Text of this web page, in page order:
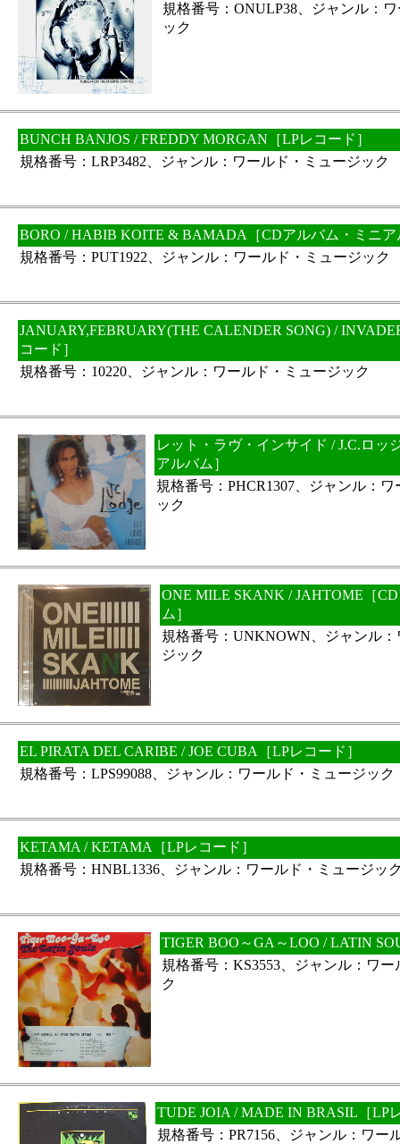
規格番号：ONULP38、ジャンル：
ック
BUNCH BANJOS / FREDDY MORGAN［LPレコード］
規格番号：LRP3482、ジャンル：ワールド・ミュージック
BORO / HABIB KOITE & BAMADA［CDアルバム・ミニア
規格番号：PUT1922、ジャンル：ワールド・ミュージック
JANUARY,FEBRUARY(THE CALENDER SONG) /
コード］
規格番号：10220、ジャンル：ワールド・ミュージック
レット・ラヴ・インサイド / J.C.ロッ
アルバム］
規格番号：PHCR1307、ジャンル：
ック
ONE MILE SKANK / JAHTOME［
ム］
規格番号：UNKNOWN、ジャンル
ジック
EL PIRATA DEL CARIBE / JOE CUBA［LPレコード］
規格番号：LPS99088、ジャンル：ワールド・ミュージック
KETAMA / KETAMA［LPレコード］
規格番号：HNBL1336、ジャンル：ワールド・ミュージッ
TIGER BOO～GA～LOO / LATIN
規格番号：KS3553、ジャンル：ワ
ク
TUDE JOIA / MADE IN BRASIL［LP
規格番号：PR7156、ジャンル：ワー